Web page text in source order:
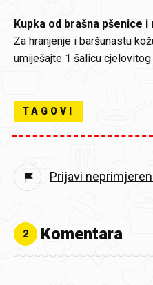
Kupka od brašna pšenice i
Za hranjenje i baršunastu
umiješajte 1 šalicu
TAGOVI
Prijavi
2 Komentara